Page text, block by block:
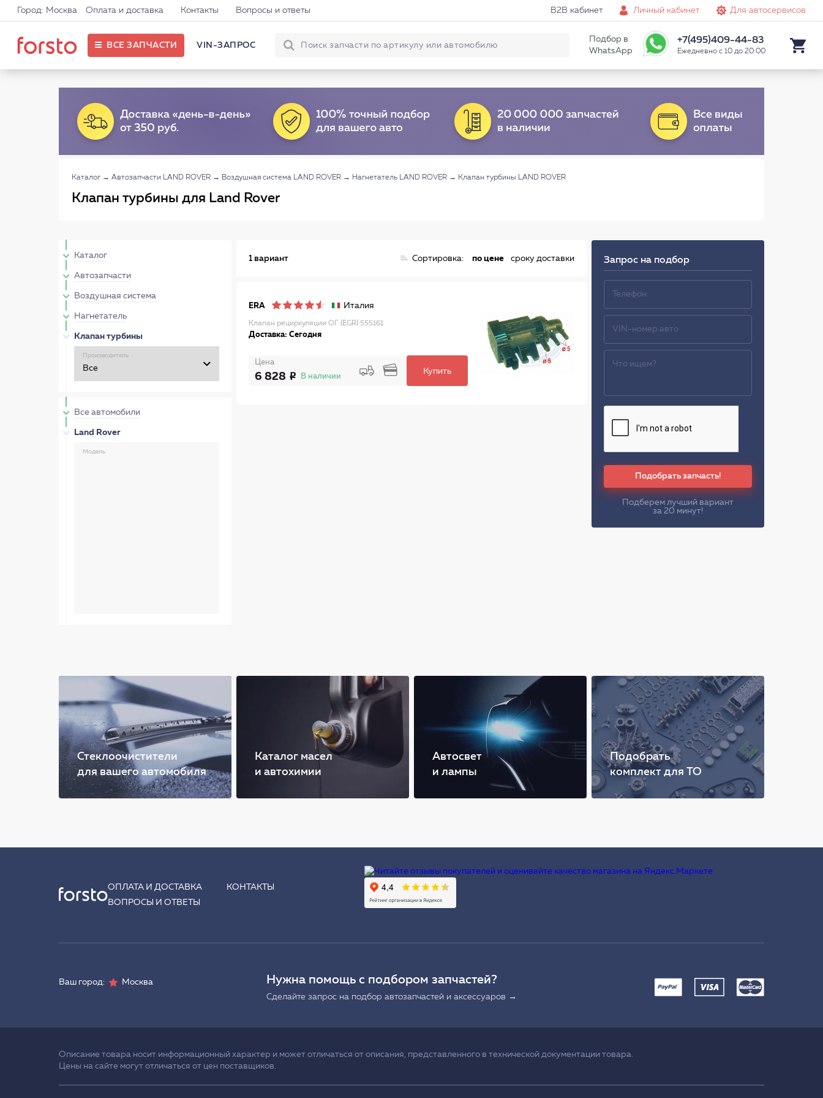
Город: Москва Оплата и доставка Контакты Вопросы и ответы B2B кабинет Личный кабинет Для автосервисов
ВСЕ ЗАПЧАСТИ VIN-ЗАПРОС
Подбор в
WhatsApp
+7(495)409-44-83
Ежедневно с 10 до 20:00
Каталог → Автозапчасти LAND ROVER → Воздушная система LAND ROVER → Нагнетатель LAND ROVER → Клапан турбины LAND ROVER
Клапан турбины для Land Rover
Каталог
Автозапчасти
Воздушная система
Нагнетатель
Клапан турбины
Производитель
Все автомобили
Land Rover
Модель
1 вариант Сортировка: по цене сроку доставки
ERA Италия
Клапан рециркуляции ОГ (EGR) 555161
Доставка: Сегодня
Цена
6 828 В наличии
Купить
Запрос на подбор
Подобрать запчасть!
Подберем лучший вариант
за 20 минут!
Стеклоочистители
для вашего автомобиля
Каталог масел
и автохимии
Автосвет
и лампы
Подобрать
комплект для ТО
ОПЛАТА И ДОСТАВКА
КОНТАКТЫ
ВОПРОСЫ И ОТВЕТЫ
Ваш город: Москва Нужна помощь с подбором запчастей?
Сделайте запрос на подбор автозапчастей и аксессуаров →
Описание товара носит информационный характер и может отличаться от описания, представленного в технической документации товара.
Цены на сайте могут отличаться от цен поставщиков.